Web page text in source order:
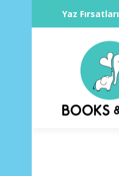
Yaz Fırsatları